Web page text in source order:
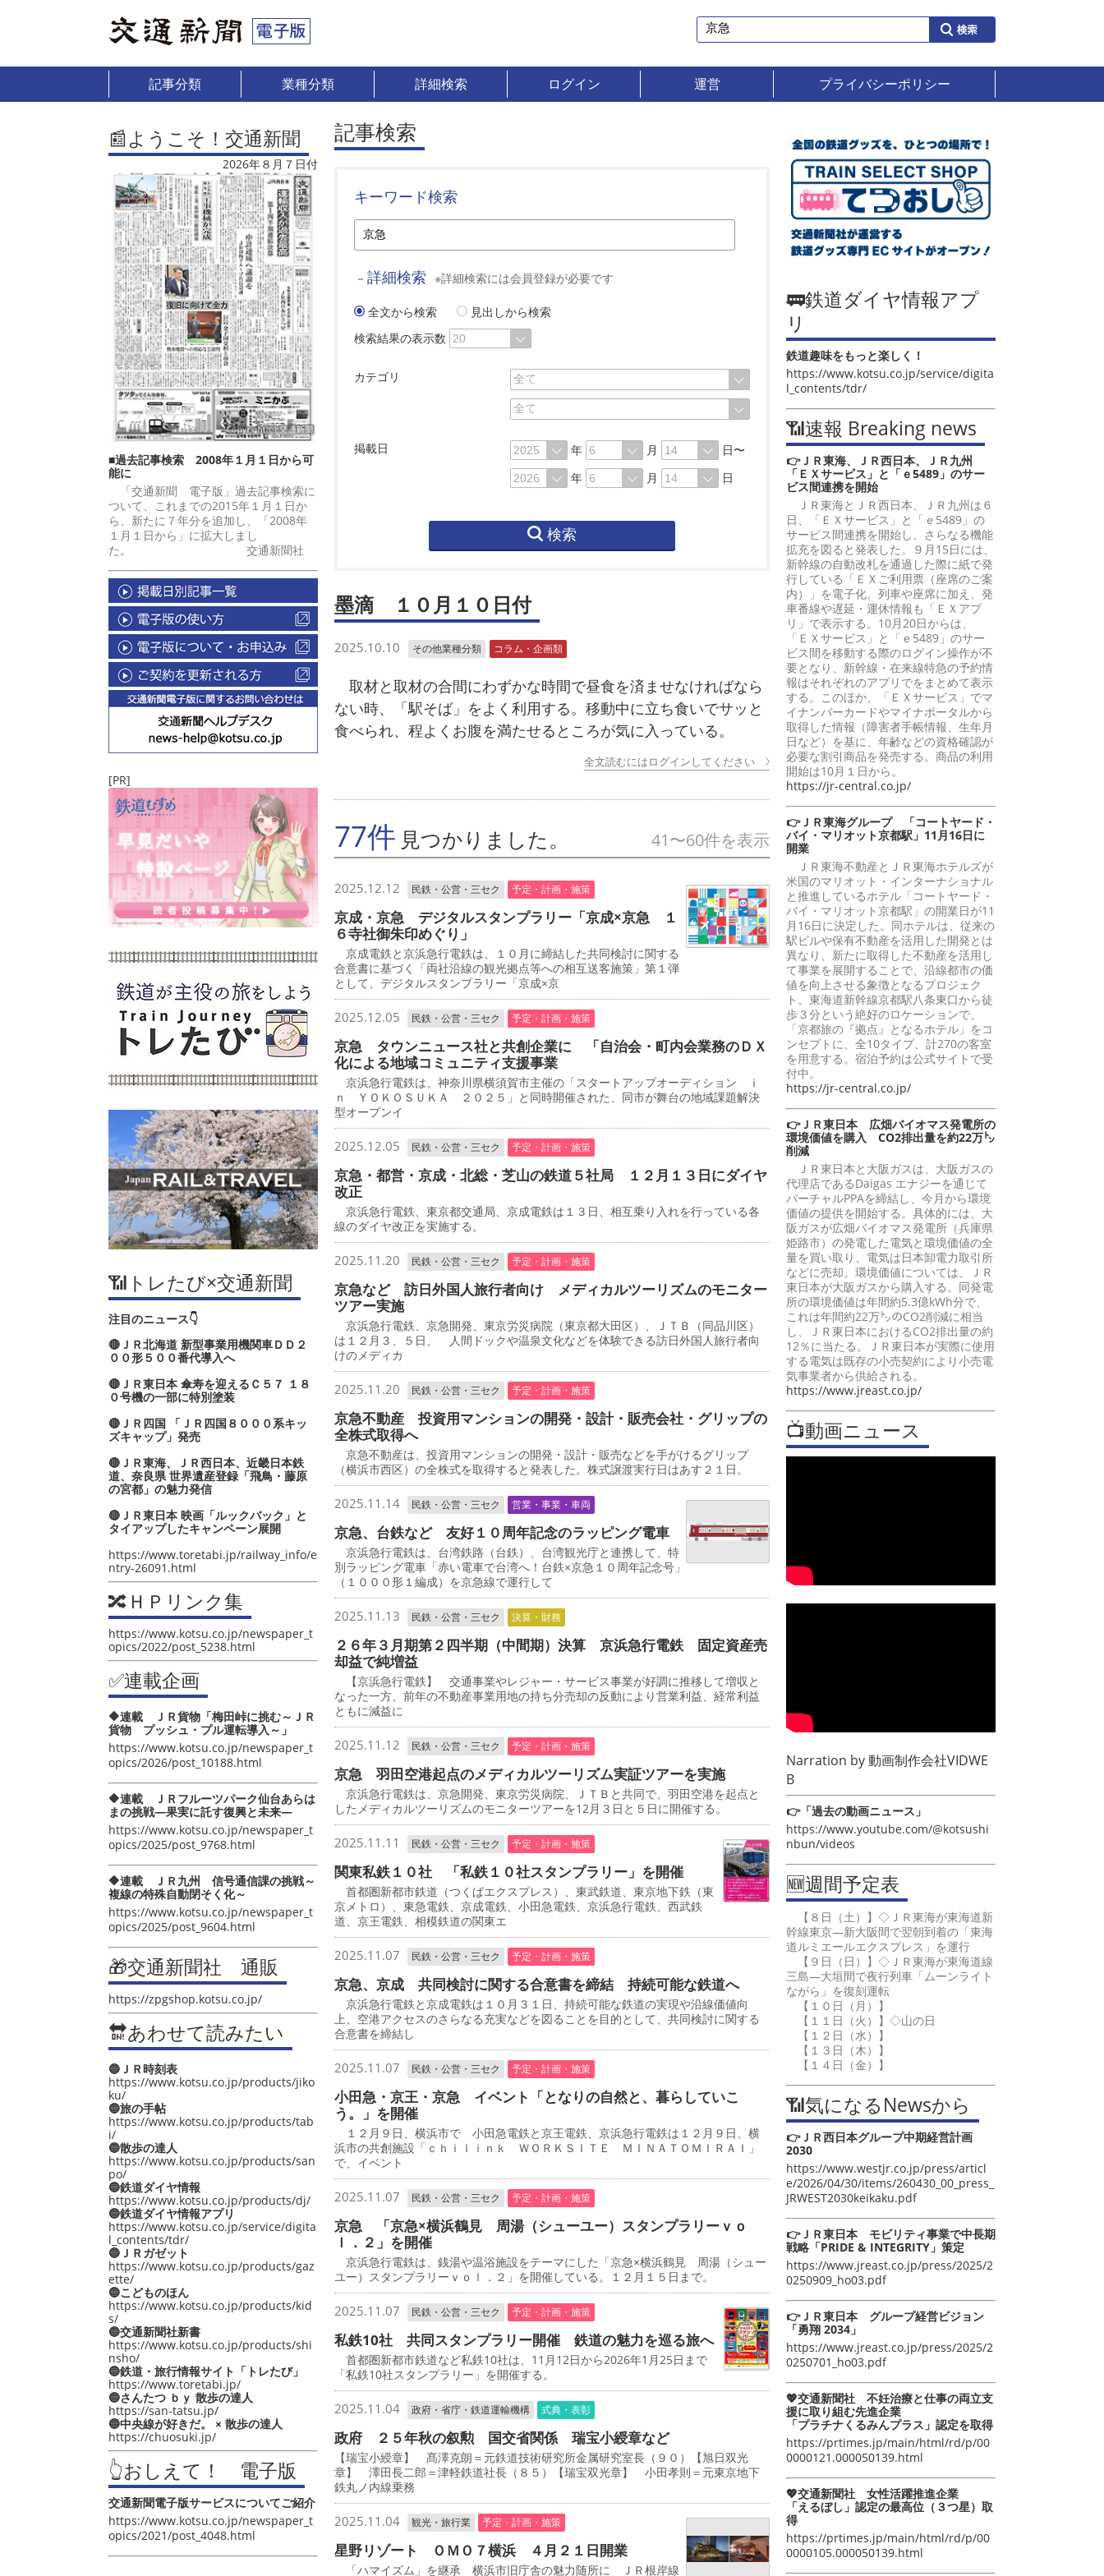
記事分類 業種分類 詳細検索 ログイン 運営 プライバシーポリシー
📰ようこそ！交通新聞
2026年８月７日付
■過去記事検索 2008年１月１日から可
能に
「交通新聞 電子版」過去記事検索に
ついて、これまでの2015年１月１日か
ら、新たに７年分を追加し、「2008年
１月１日から」に拡大しまし
た。 交通新聞社
[PR]
📶トレたび×交通新聞
注目のニュース👇
🔴ＪＲ北海道 新型事業用機関車ＤＤ２
００形５００番代導入へ
🔴ＪＲ東日本 傘寿を迎えるＣ５７ １８
０号機の一部に特別塗装
🔴ＪＲ四国 「ＪＲ四国８０００系キッ
ズキャップ」発売
🔴ＪＲ東海、ＪＲ西日本、近畿日本鉄
道、奈良県 世界遺産登録「飛鳥・藤原
の宮都」の魅力発信
🔴ＪＲ東日本 映画「ルックバック」と
タイアップしたキャンペーン展開
https://www.toretabi.jp/railway_info/e
ntry-26091.html
🔀ＨＰリンク集
https://www.kotsu.co.jp/newspaper_t
opics/2022/post_5238.html
✅連載企画
🔶連載 ＪＲ貨物「梅田峠に挑む～ＪＲ
貨物 プッシュ・プル運転導入～」
https://www.kotsu.co.jp/newspaper_t
opics/2026/post_10188.html
🔶連載 ＪＲフルーツパーク仙台あらは
まの挑戦―果実に託す復興と未来―
https://www.kotsu.co.jp/newspaper_t
opics/2025/post_9768.html
🔶連載 ＪＲ九州 信号通信課の挑戦～
複線の特殊自動閉そく化～
https://www.kotsu.co.jp/newspaper_t
opics/2025/post_9604.html
🎁交通新聞社 通販
https://zpgshop.kotsu.co.jp/
🔛あわせて読みたい
🔵ＪＲ時刻表
https://www.kotsu.co.jp/products/jiko
ku/
🔵旅の手帖
https://www.kotsu.co.jp/products/tab
i/
🔵散歩の達人
https://www.kotsu.co.jp/products/san
po/
🔵鉄道ダイヤ情報
https://www.kotsu.co.jp/products/dj/
🔵鉄道ダイヤ情報アプリ
https://www.kotsu.co.jp/service/digita
l_contents/tdr/
🔵ＪＲガゼット
https://www.kotsu.co.jp/products/gaz
ette/
🔵こどものほん
https://www.kotsu.co.jp/products/kid
s/
🔵交通新聞社新書
https://www.kotsu.co.jp/products/shi
nsho/
🔵鉄道・旅行情報サイト「トレたび」
https://www.toretabi.jp/
🔵さんたつ ｂｙ 散歩の達人
https://san-tatsu.jp/
🔵中央線が好きだ。 × 散歩の達人
https://chuosuki.jp/
👆おしえて！ 電子版
交通新聞電子版サービスについてご紹介
https://www.kotsu.co.jp/newspaper_t
opics/2021/post_4048.html
記事検索
キーワード検索
－ 詳細検索 ※詳細検索には会員登録が必要です
全文から検索
見出しから検索
検索結果の表示数
カテゴリ
掲載日 年 月
日〜
年
月 日
検索
墨滴 １０月１０日付
2025.10.10 その他業種分類 コラム・企画類
取材と取材の合間にわずかな時間で昼食を済ませなければなら
ない時、「駅そば」をよく利用する。移動中に立ち食いでサッと
食べられ、程よくお腹を満たせるところが気に入っている。
全文読むにはログインしてください
77件 見つかりました。 41〜60件を表示
2025.12.12 民鉄・公営・三セク 予定・計画・施策
京成・京急 デジタルスタンプラリー「京成×京急 １
６寺社御朱印めぐり」
京成電鉄と京浜急行電鉄は、１０月に締結した共同検討に関する
合意書に基づく「両社沿線の観光拠点等への相互送客施策」第１弾
として、デジタルスタンプラリー「京成×京
2025.12.05 民鉄・公営・三セク 予定・計画・施策
京急 タウンニュース社と共創企業に 「自治会・町内会業務のＤＸ
化による地域コミュニティ支援事業
京浜急行電鉄は、神奈川県横須賀市主催の「スタートアップオーディション ｉ
ｎ ＹＯＫＯＳＵＫＡ ２０２５」と同時開催された、同市が舞台の地域課題解決
型オープンイ
2025.12.05 民鉄・公営・三セク 予定・計画・施策
京急・都営・京成・北総・芝山の鉄道５社局 １２月１３日にダイヤ
改正
京浜急行電鉄、東京都交通局、京成電鉄は１３日、相互乗り入れを行っている各
線のダイヤ改正を実施する。
2025.11.20 民鉄・公営・三セク 予定・計画・施策
京急など 訪日外国人旅行者向け メディカルツーリズムのモニター
ツアー実施
京浜急行電鉄、京急開発、東京労災病院（東京都大田区）、ＪＴＢ（同品川区）
は１２月３、５日、 人間ドックや温泉文化などを体験できる訪日外国人旅行者向
けのメディカ
2025.11.20 民鉄・公営・三セク 予定・計画・施策
京急不動産 投資用マンションの開発・設計・販売会社・グリップの
全株式取得へ
京急不動産は、投資用マンションの開発・設計・販売などを手がけるグリップ
（横浜市西区）の全株式を取得すると発表した。株式譲渡実行日はあす２１日。
2025.11.14 民鉄・公営・三セク 営業・事業・車両
京急、台鉄など 友好１０周年記念のラッピング電車
京浜急行電鉄は、台湾鉄路（台鉄）、台湾観光庁と連携して、特
別ラッピング電車「赤い電車で台湾へ！台鉄×京急１０周年記念号」
（１０００形１編成）を京急線で運行して
2025.11.13 民鉄・公営・三セク 決算・財務
２６年３月期第２四半期（中間期）決算 京浜急行電鉄 固定資産売
却益で純増益
【京浜急行電鉄】 交通事業やレジャー・サービス事業が好調に推移して増収と
なった一方、前年の不動産事業用地の持ち分売却の反動により営業利益、経常利益
ともに減益に
2025.11.12 民鉄・公営・三セク 予定・計画・施策
京急 羽田空港起点のメディカルツーリズム実証ツアーを実施
京浜急行電鉄は、京急開発、東京労災病院、ＪＴＢと共同で、羽田空港を起点と
したメディカルツーリズムのモニターツアーを12月３日と５日に開催する。
2025.11.11 民鉄・公営・三セク 予定・計画・施策
関東私鉄１０社 「私鉄１０社スタンプラリー」を開催
首都圏新都市鉄道（つくばエクスプレス）、東武鉄道、東京地下鉄（東
京メトロ）、東急電鉄、京成電鉄、小田急電鉄、京浜急行電鉄、西武鉄
道、京王電鉄、相模鉄道の関東エ
2025.11.07 民鉄・公営・三セク 予定・計画・施策
京急、京成 共同検討に関する合意書を締結 持続可能な鉄道へ
京浜急行電鉄と京成電鉄は１０月３１日、持続可能な鉄道の実現や沿線価値向
上、空港アクセスのさらなる充実などを図ることを目的として、共同検討に関する
合意書を締結し
2025.11.07 民鉄・公営・三セク 予定・計画・施策
小田急・京王・京急 イベント「となりの自然と、暮らしていこ
う。」を開催
１２月９日、横浜市で 小田急電鉄と京王電鉄、京浜急行電鉄は１２月９日、横
浜市の共創施設「ｃｈｉｌｉｎｋ ＷＯＲＫＳＩＴＥ ＭＩＮＡＴＯＭＩＲＡＩ」
で、イベント
2025.11.07 民鉄・公営・三セク 予定・計画・施策
京急 「京急×横浜鶴見 周湯（シューユー）スタンプラリーｖｏ
ｌ．２」を開催
京浜急行電鉄は、銭湯や温浴施設をテーマにした「京急×横浜鶴見 周湯（シュー
ユー）スタンプラリーｖｏｌ．２」を開催している。１２月１５日まで。
2025.11.07 民鉄・公営・三セク 予定・計画・施策
私鉄10社 共同スタンプラリー開催 鉄道の魅力を巡る旅へ
首都圏新都市鉄道など私鉄10社は、11月12日から2026年1月25日まで
「私鉄10社スタンプラリー」を開催する。
2025.11.04 政府・省庁・鉄道運輸機構 式典・表彰
政府 ２５年秋の叙勲 国交省関係 瑞宝小綬章など
【瑞宝小綬章】 髙澤克朗＝元鉄道技術研究所金属研究室長（９０）【旭日双光
章】 澤田長二郎＝津軽鉄道社長（８５）【瑞宝双光章】 小田孝則＝元東京地下
鉄丸ノ内線乗務
2025.11.04 観光・旅行業 予定・計画・施策
星野リゾート ＯＭＯ７横浜 ４月２１日開業
「ハマイズム」を継承 横浜市旧庁舎の魅力随所に ＪＲ根岸線
🚃鉄道ダイヤ情報アプ
リ
鉄道趣味をもっと楽しく！
https://www.kotsu.co.jp/service/digita
l_contents/tdr/
📶速報 Breaking news
👉ＪＲ東海、ＪＲ西日本、ＪＲ九州
「ＥＸサービス」と「ｅ5489」のサー
ビス間連携を開始
ＪＲ東海とＪＲ西日本、ＪＲ九州は６
日、「ＥＸサービス」と「ｅ5489」の
サービス間連携を開始し、さらなる機能
拡充を図ると発表した。９月15日には、
新幹線の自動改札を通過した際に紙で発
行している「ＥＸご利用票（座席のご案
内）」を電子化。列車や座席に加え、発
車番線や遅延・運休情報も「ＥＸアプ
リ」で表示する。10月20日からは、
「ＥＸサービス」と「ｅ5489」のサー
ビス間を移動する際のログイン操作が不
要となり、新幹線・在来線特急の予約情
報はそれぞれのアプリでをまとめて表示
する。このほか、「ＥＸサービス」でマ
イナンバーカードやマイナポータルから
取得した情報（障害者手帳情報、生年月
日など）を基に、年齢などの資格確認が
必要な割引商品を発売する。商品の利用
開始は10月１日から。
https://jr-central.co.jp/
👉ＪＲ東海グループ 「コートヤード・
バイ・マリオット京都駅」11月16日に
開業
ＪＲ東海不動産とＪＲ東海ホテルズが
米国のマリオット・インターナショナル
と推進しているホテル「コートヤード・
バイ・マリオット京都駅」の開業日が11
月16日に決定した。同ホテルは、従来の
駅ビルや保有不動産を活用した開発とは
異なり、新たに取得した不動産を活用し
て事業を展開することで、沿線都市の価
値を向上させる象徴となるプロジェク
ト。東海道新幹線京都駅八条東口から徒
歩３分という絶好のロケーションで、
「京都旅の『拠点』となるホテル」をコ
ンセプトに、全10タイプ、計270の客室
を用意する。宿泊予約は公式サイトで受
付中。
https://jr-central.co.jp/
👉ＪＲ東日本 広畑バイオマス発電所の
環境価値を購入 CO2排出量を約22万㌧
削減
ＪＲ東日本と大阪ガスは、大阪ガスの
代理店であるDaigas エナジーを通じて
バーチャルPPAを締結し、今月から環境
価値の提供を開始する。具体的には、大
阪ガスが広畑バイオマス発電所（兵庫県
姫路市）の発電した電気と環境価値の全
量を買い取り、電気は日本卸電力取引所
などに売却。環境価値については、ＪＲ
東日本が大阪ガスから購入する。同発電
所の環境価値は年間約5.3億kWh分で、
これは年間約22万㌧のCO2削減に相当
し、ＪＲ東日本におけるCO2排出量の約
12％に当たる。ＪＲ東日本が実際に使用
する電気は既存の小売契約により小売電
気事業者から供給される。
https://www.jreast.co.jp/
📺動画ニュース
Narration by動画制作会社VIDWE
B
👉「過去の動画ニュース」
https://www.youtube.com/@kotsushi
nbun/videos
🆕週間予定表
【８日（土）】◇ＪＲ東海が東海道新
幹線東京―新大阪間で翌朝到着の「東海
道ルミエールエクスプレス」を運行
【９日（日）】◇ＪＲ東海が東海道線
三島―大垣間で夜行列車「ムーンライト
ながら」を復刻運転
【１０日（月）】
【１１日（火）】◇山の日
【１２日（水）】
【１３日（木）】
【１４日（金）】
📶気になるNewsから
👉ＪＲ西日本グループ中期経営計画
2030
https://www.westjr.co.jp/press/articl
e/2026/04/30/items/260430_00_press_
JRWEST2030keikaku.pdf
👉ＪＲ東日本 モビリティ事業で中長期
戦略「PRIDE & INTEGRITY」策定
https://www.jreast.co.jp/press/2025/2
0250909_ho03.pdf
👉ＪＲ東日本 グループ経営ビジョン
「勇翔 2034」
https://www.jreast.co.jp/press/2025/2
0250701_ho03.pdf
💖交通新聞社 不妊治療と仕事の両立支
援に取り組む先進企業
「プラチナくるみんプラス」認定を取得
https://prtimes.jp/main/html/rd/p/00
0000121.000050139.html
💖交通新聞社 女性活躍推進企業
「えるぼし」認定の最高位（３つ星）取
得
https://prtimes.jp/main/html/rd/p/00
0000105.000050139.html